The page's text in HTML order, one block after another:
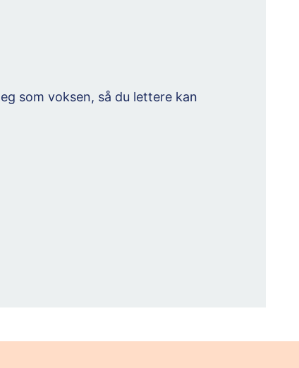
som voksen, så du lettere kan